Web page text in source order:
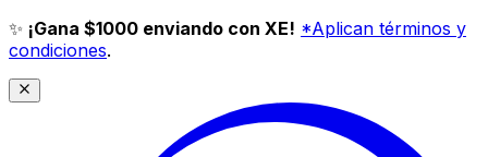
✨ ¡Gana $1000 enviando con XE! *Aplican términos y
condiciones.